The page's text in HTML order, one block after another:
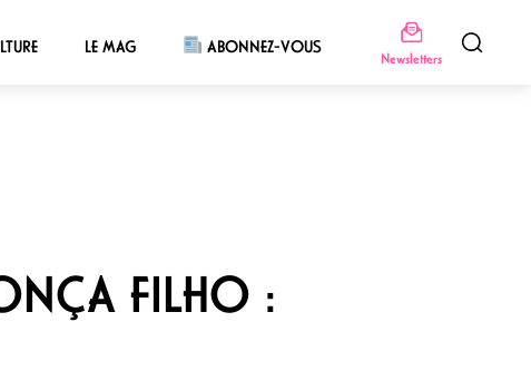
LE MAG ABONNEZ-VOUS
Newsletters
FILHO :